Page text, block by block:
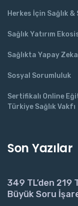
Herkes İçin Sağlık
Sağlık Yatırım
Sağlıkta Yapay Zeka
Sosyal Sorumluluk
Sertifikalı Online
Türkiye Sağlık Vakfı
Son Yazılar
349 TL’den 219
Büyük Soru